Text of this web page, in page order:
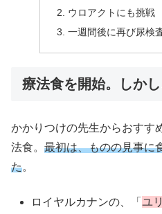
ウロアクトにも挑戦
一週間後に再び尿検
療法食を開始。しか
かかりつけの先生からおすす
法食。 最初は、ものの見事に
た。
ロイヤルカナンの、「ユ